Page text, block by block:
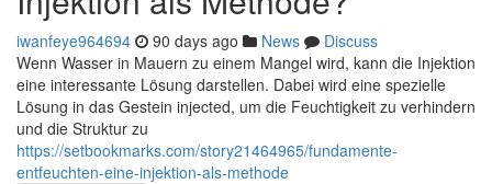
iwanfeye964694 90 days ago News
Discuss
Wenn Wasser in Mauern zu einem Mangel wird, kann die Injektion
eine interessante Lösung darstellen. Dabei wird eine spezielle
Lösung in das Gestein injected, um die Feuchtigkeit zu verhindern
und die Struktur zu
https://setbookmarks.com/story21464965/fundamente-
entfeuchten-eine-injektion-als-methode